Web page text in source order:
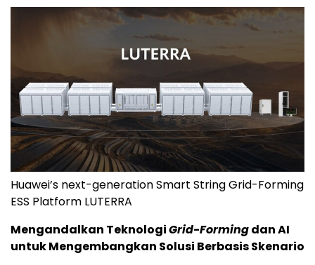
Huawei’s next-generation Smart String Grid-Forming
ESS Platform LUTERRA
Mengandalkan TeknologiGrid-Formingdan AI
untuk Mengembangkan Solusi Berbasis Skenario